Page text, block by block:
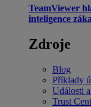
TeamViewer
inteligence
Zdroje
Blog
Příklady
Události
Trust